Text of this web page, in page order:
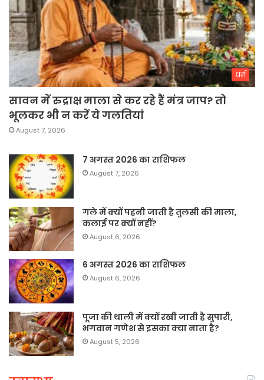
धर्म
सावन में रुद्राक्ष माला से कर रहे हैं मंत्र जाप? तो
भूलकर भी न करें ये गलतियां
August 7, 2026
7 अगस्त 2026 का राशिफल
August 7, 2026
गले में क्यों पहनी जाती है तुलसी की माला,
कलाई पर क्यों नहीं?
August 6, 2026
6 अगस्त 2026 का राशिफल
August 6, 2026
पूजा की थाली में क्यों रखी जाती है सुपारी,
भगवान गणेश से इसका क्या नाता है?
August 5, 2026